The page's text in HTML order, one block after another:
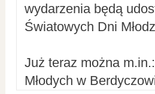
wydarzenia będą
Światowych Dni
Już teraz można
Młodych w